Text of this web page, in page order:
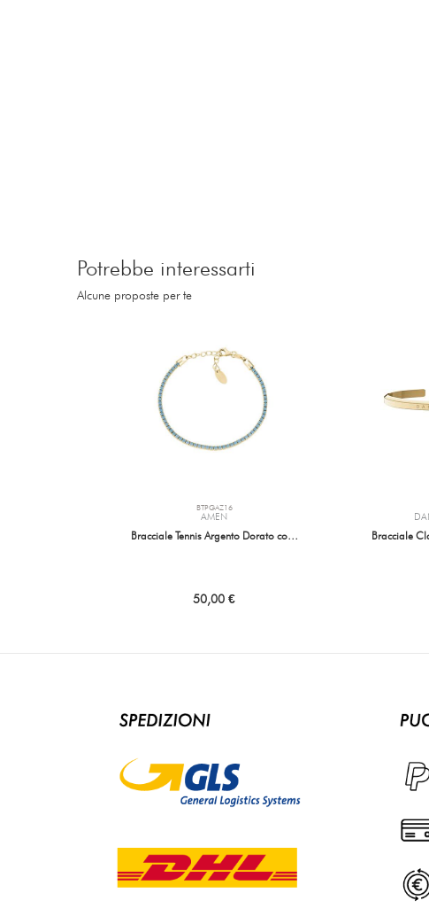
Potrebbe interessarti
Alcune proposte per te
BTPGAZ16
AMEN
Bracciale Tennis Argento Dorato co…
50,00 €
Bracciale